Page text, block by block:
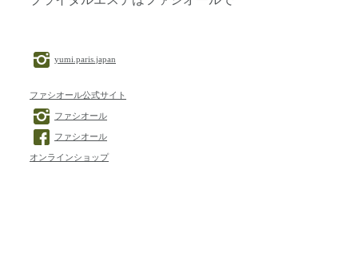
yumi.paris.japan
ファシオール公式サイト
ファシオール
ファシオール
オンラインショップ